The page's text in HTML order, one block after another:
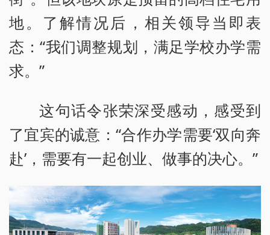
地。了解情况后，相关领导当即表
态：“我们调整规划，满足学校办学需
求。”
这句话令张荣深受感动，感受到
了宜宾的诚意：“合作办学需要‘双向奔
赴’，需要有一起创业、做事的决心。”